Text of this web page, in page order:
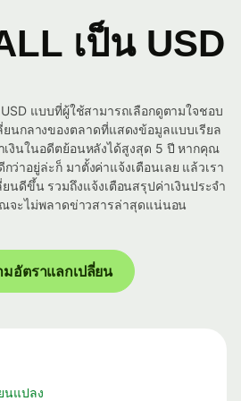
เป็น USD
แบบที่ผู้ใช้สามารถเลือกดูตามใจชอบ
ยนกลางของตลาดที่แสดงข้อมูลแบบเรียล
งินในอดีตย้อนหลังได้สูงสุด 5 ปี หากคุณ
ว่าอยู่ล่ะก็ มาตั้งค่าแจ้งเตือนเลย แล้วเรา
นดีขึ้น รวมถึงแจ้งเตือนสรุปค่าเงินประจำ
ณจะไม่พลาดข่าวสารล่าสุดแน่นอน
มอัตราแลกเปลี่ยน
นแปลง